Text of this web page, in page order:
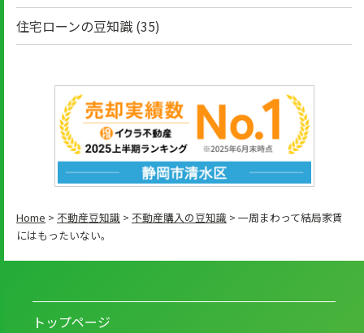
住宅ローンの豆知識 (35)
Home > 不動産豆知識 > 不動産購入の豆知識 > 一周まわって結局家賃
にはもったいない。
トップページ